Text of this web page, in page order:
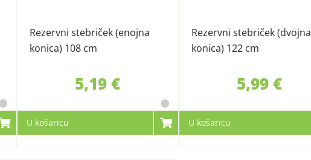
Rezervni stebriček (enojna
konica) 108 cm
5,19 €
U košaricu
Rezervni stebriček (dvojna
konica) 122 cm
5,99 €
U košaricu